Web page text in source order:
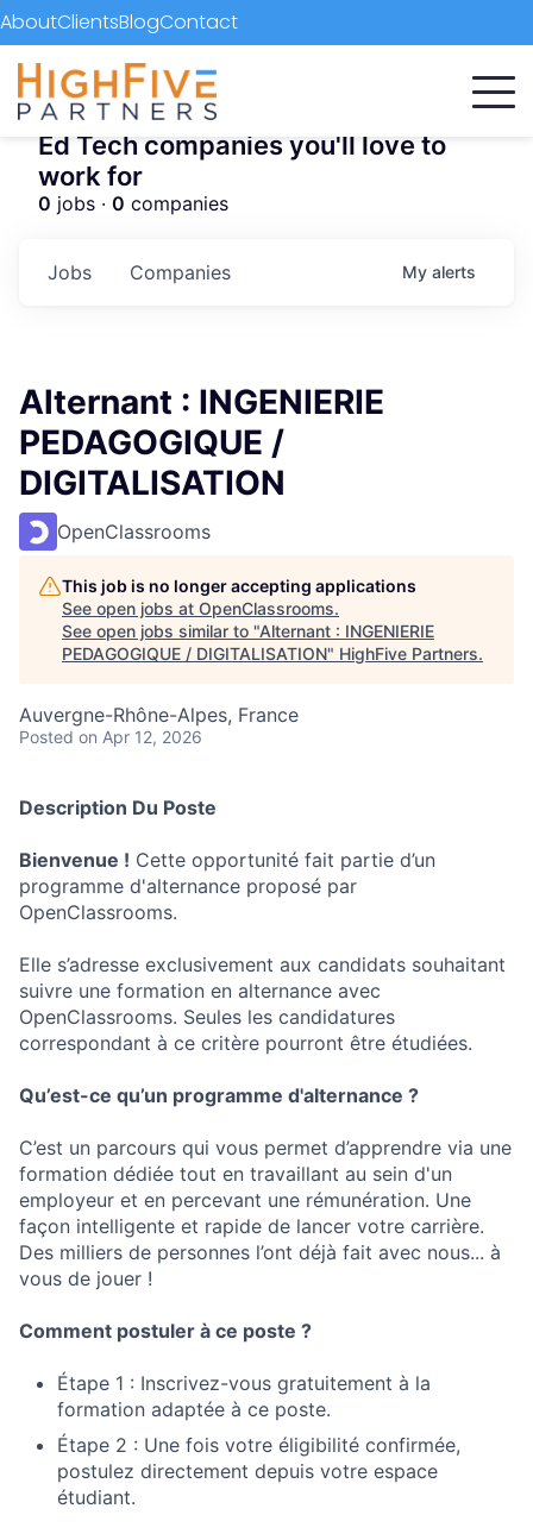
AboutClientsBlogContact
Ed Tech companies you'll love to
work for
0 jobs · 0 companies
Jobs Companies My alerts
Alternant : INGENIERIE
PEDAGOGIQUE /
DIGITALISATION
OpenClassrooms
This job is no longer accepting applications
See open jobs at OpenClassrooms.
See open jobs similar to "Alternant : INGENIERIE
PEDAGOGIQUE / DIGITALISATION" HighFive Partners.
Auvergne-Rhône-Alpes, France
Posted on Apr 12, 2026
Description Du Poste
Bienvenue ! Cette opportunité fait partie d’un
programme d'alternance proposé par
OpenClassrooms.
Elle s’adresse exclusivement aux candidats souhaitant
suivre une formation en alternance avec
OpenClassrooms. Seules les candidatures
correspondant à ce critère pourront être étudiées.
Qu’est-ce qu’un programme d'alternance ?
C’est un parcours qui vous permet d’apprendre via une
formation dédiée tout en travaillant au sein d'un
employeur et en percevant une rémunération. Une
façon intelligente et rapide de lancer votre carrière.
Des milliers de personnes l’ont déjà fait avec nous... à
vous de jouer !
Comment postuler à ce poste ?
Étape 1 : Inscrivez-vous gratuitement à la
formation adaptée à ce poste.
Étape 2 : Une fois votre éligibilité confirmée,
postulez directement depuis votre espace
étudiant.